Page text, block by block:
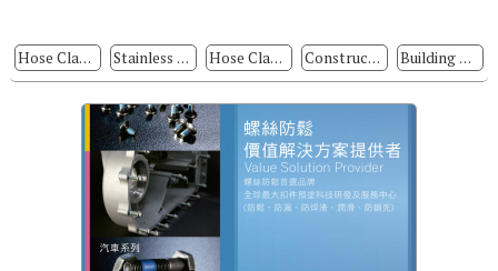
Hose Clamps Stainless Steel Hose Clamp & Cable Ties Hose Clamp Screws Construction Fasteners Building Parts